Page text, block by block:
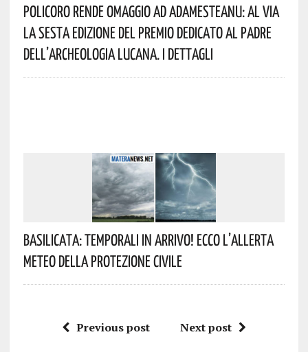
Policoro Rende Omaggio Ad Adamesteanu: Al Via
La Sesta Edizione Del Premio Dedicato Al Padre
Dell’archeologia Lucana. I Dettagli
Basilicata: Temporali In Arrivo! Ecco L’allerta
Meteo Della Protezione Civile
Previous post Next post